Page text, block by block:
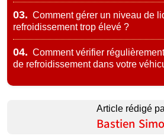
03. Comment gérer un niveau de
refroidissement trop élevé ?
04. Comment vérifier
de refroidissement dans votre
Article rédigé
Bastien